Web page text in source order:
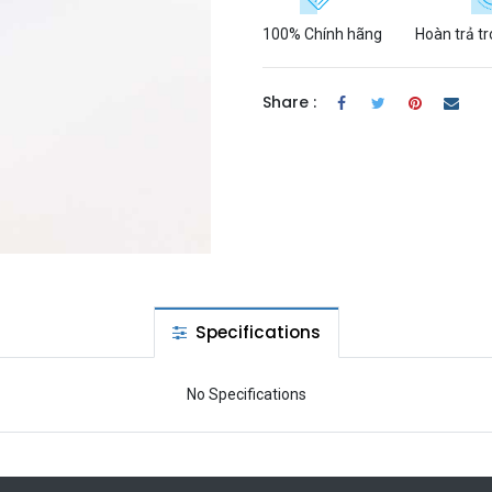
100% Chính hãng Hoàn trả
Share :
Specifications
No Specifications